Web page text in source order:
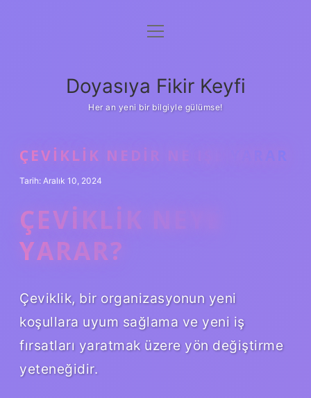
Anasayfa
Yasal Uyarı
menüyü
Doyasıya Fikir Keyfi
Her an yeni bir bilgiyle gülümse!
ÇEVIKLIK NEDIR NE IŞE YARAR
Tarih: Aralık 10, 2024
ÇEVIKLIK NEYE
YARAR?
Çeviklik, bir organizasyonun yeni
koşullara uyum sağlama ve yeni iş
fırsatları yaratmak üzere yön değiştirme
yeteneğidir.